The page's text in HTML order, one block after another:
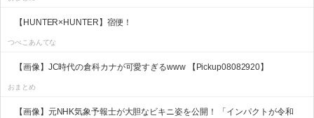
【HUNTER×HUNTER】宿便！
つべこあんてな
【画像】JC時代の倉科カナが可愛すぎるwww 【Pickup08082920】
おまとめ
【画像】元NHK気象予報士が大胆なビキニ姿を公開！ 「インパクトが令和